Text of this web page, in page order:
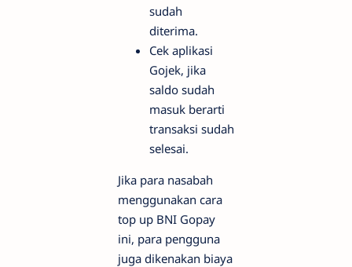
sudah
diterima.
Cek aplikasi
Gojek, jika
saldo sudah
masuk berarti
transaksi sudah
selesai.
Jika para nasabah
menggunakan cara
top up BNI Gopay
ini, para pengguna
juga dikenakan biaya